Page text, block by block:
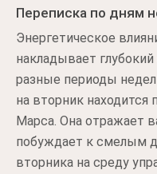
Переписка по дням
Энергетическое
накладывает
разные периоды
на вторник находится
Марса. Она отражает
побуждает к смелым
вторника на среду